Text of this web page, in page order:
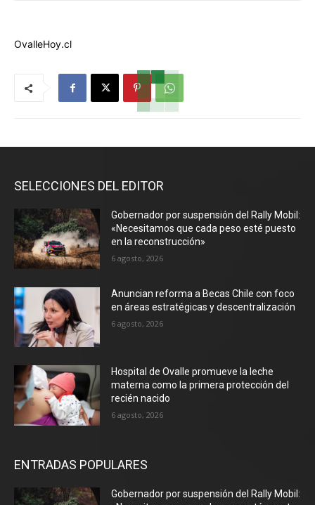
OvalleHoy.cl
SELECCIONES DEL EDITOR
Gobernador por suspensión del Rally Mobil:
«Necesitamos que cada peso esté puesto
en la reconstrucción»
6 agosto, 2026
Anuncian reforma a Becas Chile con foco
en áreas estratégicas y descentralización
6 agosto, 2026
Hospital de Ovalle promueve la leche
materna como la primera protección del
recién nacido
6 agosto, 2026
ENTRADAS POPULARES
Gobernador por suspensión del Rally Mobil: